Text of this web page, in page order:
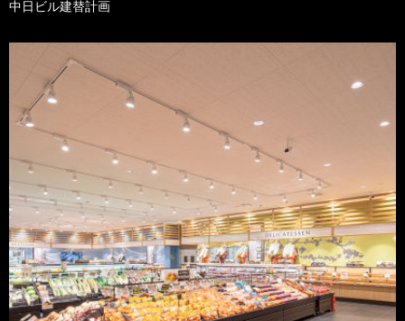
中日ビル建替計画